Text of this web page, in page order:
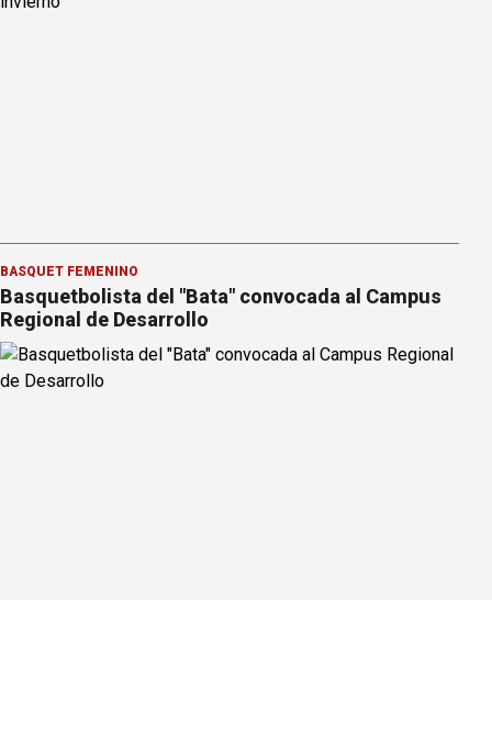
BÁSQUET FEMENINO
Basquetbolista del "Bata" convocada al Campus
Regional de Desarrollo